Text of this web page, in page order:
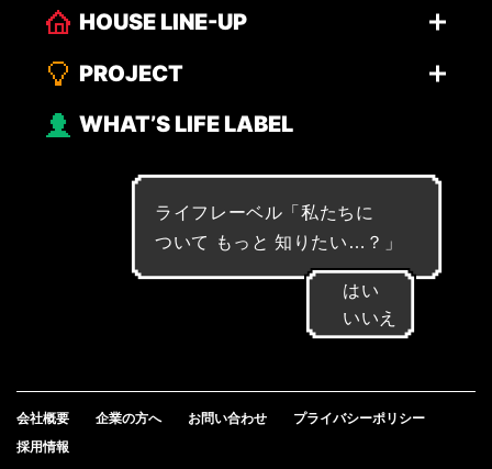
HOUSE LINE-UP
PROJECT
WHAT’S LIFE LABEL
ライフレーベル「私たち に
ついて も っ と 知 り た い … ？ 」
はい
いいえ
会社概要 企業の方へ お問い合わせ
プライバシーポリシー
採用情報